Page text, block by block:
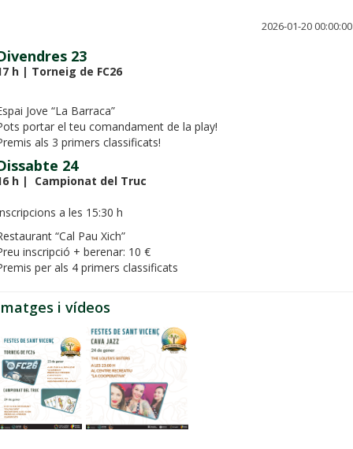
2026-01-20 00:00:00
23
h | Torneig de FC26
Jove “La Barraca”
portar el teu comandament de la play!
als 3 primers classificats!
24
h | Campionat del Truc
a les 15:30 h
“Cal Pau Xich”
inscripció + berenar: 10 €
per als 4 primers classificats
i vídeos